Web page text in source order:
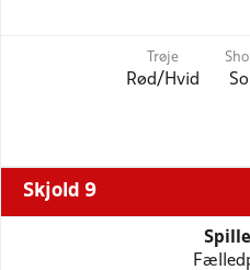
Trøje
Rød/Hvid
Skjold 9